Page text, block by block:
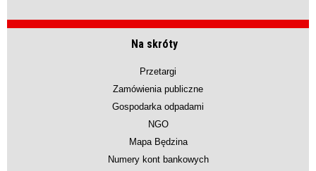
Na skróty
Przetargi
Zamówienia publiczne
Gospodarka odpadami
NGO
Mapa Będzina
Numery kont bankowych